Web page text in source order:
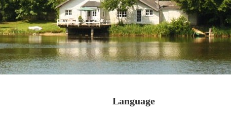
Language